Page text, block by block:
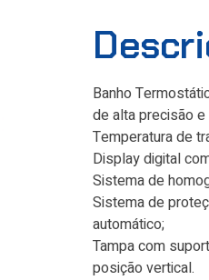
Banho
de alta precisão
Temperatura de
Display digital
Sistema de
Sistema de
automático;
Tampa com
posição vertical.